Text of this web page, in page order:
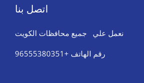
اتصل بنا
نعمل علي جميع محافظات الكويت
رقم الهاتف +96555380351